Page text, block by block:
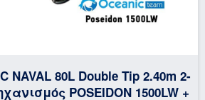
NAVAL 80L Double Tip 2.40m 2-
POSEIDON 1500LW +